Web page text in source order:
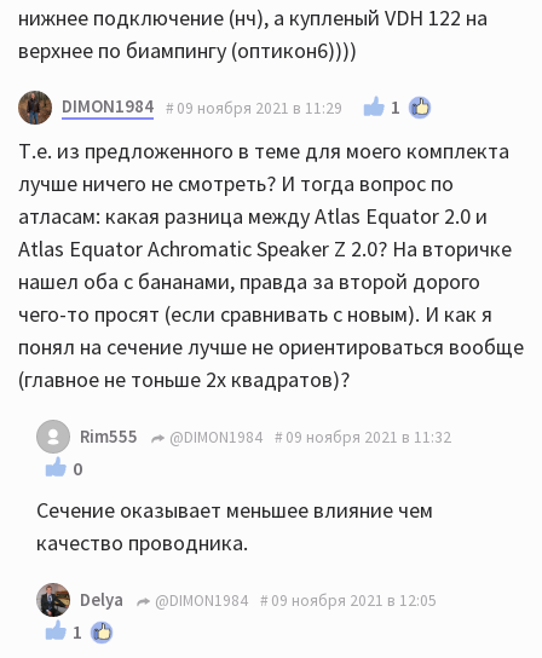
нижнее подключение (нч), а купленый VDH 122 на
верхнее по биампингу (оптикон6))))
DIMON1984 09 ноября 2021 в 11:29 1
Т.е. из предложенного в теме для моего комплекта
лучше ничего не смотреть? И тогда вопрос по
атласам: какая разница между Atlas Equator 2.0 и
Atlas Equator Achromatic Speaker Z 2.0? На вторичке
нашел оба с бананами, правда за второй дорого
чего-то просят (если сравнивать с новым). И как я
понял на сечение лучше не ориентироваться вообще
(главное не тоньше 2х квадратов)?
Rim555 @DIMON1984 09 ноября 2021 в 11:32
0
Сечение оказывает меньшее влияние чем
качество проводника.
Delya @DIMON1984 09 ноября 2021 в 12:05
1